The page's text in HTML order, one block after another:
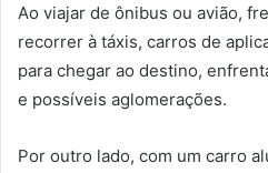
Ao viajar de ônibus ou avião,
recorrer à táxis, carros de
para chegar ao destino,
e possíveis aglomerações.
Por outro lado, com um carro